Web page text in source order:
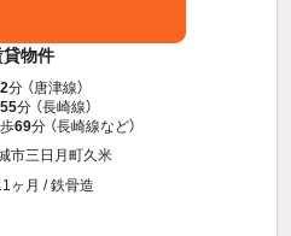
物件
2分 （唐津線）
55分 （長崎線）
69分 （長崎線など）
市三日月町久米
ヶ月 / 鉄骨造